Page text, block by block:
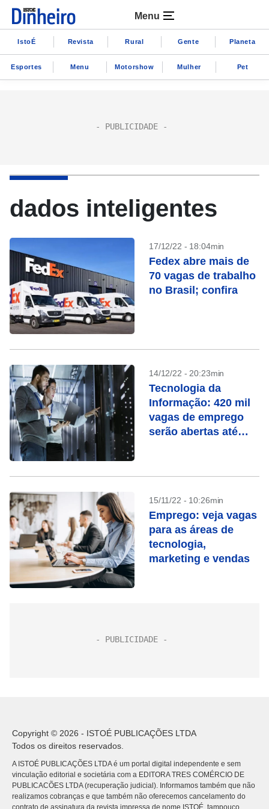
Menu
IstoÉ Revista Rural Gente Planeta
Esportes Menu Motorshow Mulher Pet
dados inteligentes
17/12/22 - 18:04min
Fedex abre mais de
70 vagas de trabalho
no Brasil; confira
14/12/22 - 20:23min
Tecnologia da
Informação: 420 mil
vagas de emprego
serão abertas até
15/11/22 - 10:26min
Emprego: veja vagas
para as áreas de
tecnologia,
marketing e vendas
Copyright © 2026 - ISTOÉ PUBLICAÇÕES LTDA
Todos os direitos reservados.
A ISTOÉ PUBLICAÇÕES LTDA é um portal digital independente e sem
vinculação editorial e societária com a EDITORA TRES COMÉRCIO DE
PUBLICACÕES LTDA (recuperação judicial). Informamos também que não
realizamos cobranças e que também não oferecemos cancelamento do
contrato de assinatura da revista impressa de nome ISTOÉ, tampouco